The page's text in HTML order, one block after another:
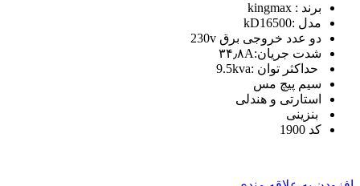
برند : kingmax
مدل :kD16500
دو عدد خروجی برق 230v
شدت جریان:۳۴٫۸A
حداکثر توان :9.5kva
سیم پیچ مس
استارتی و هندلی
بنزینی
کد 1900